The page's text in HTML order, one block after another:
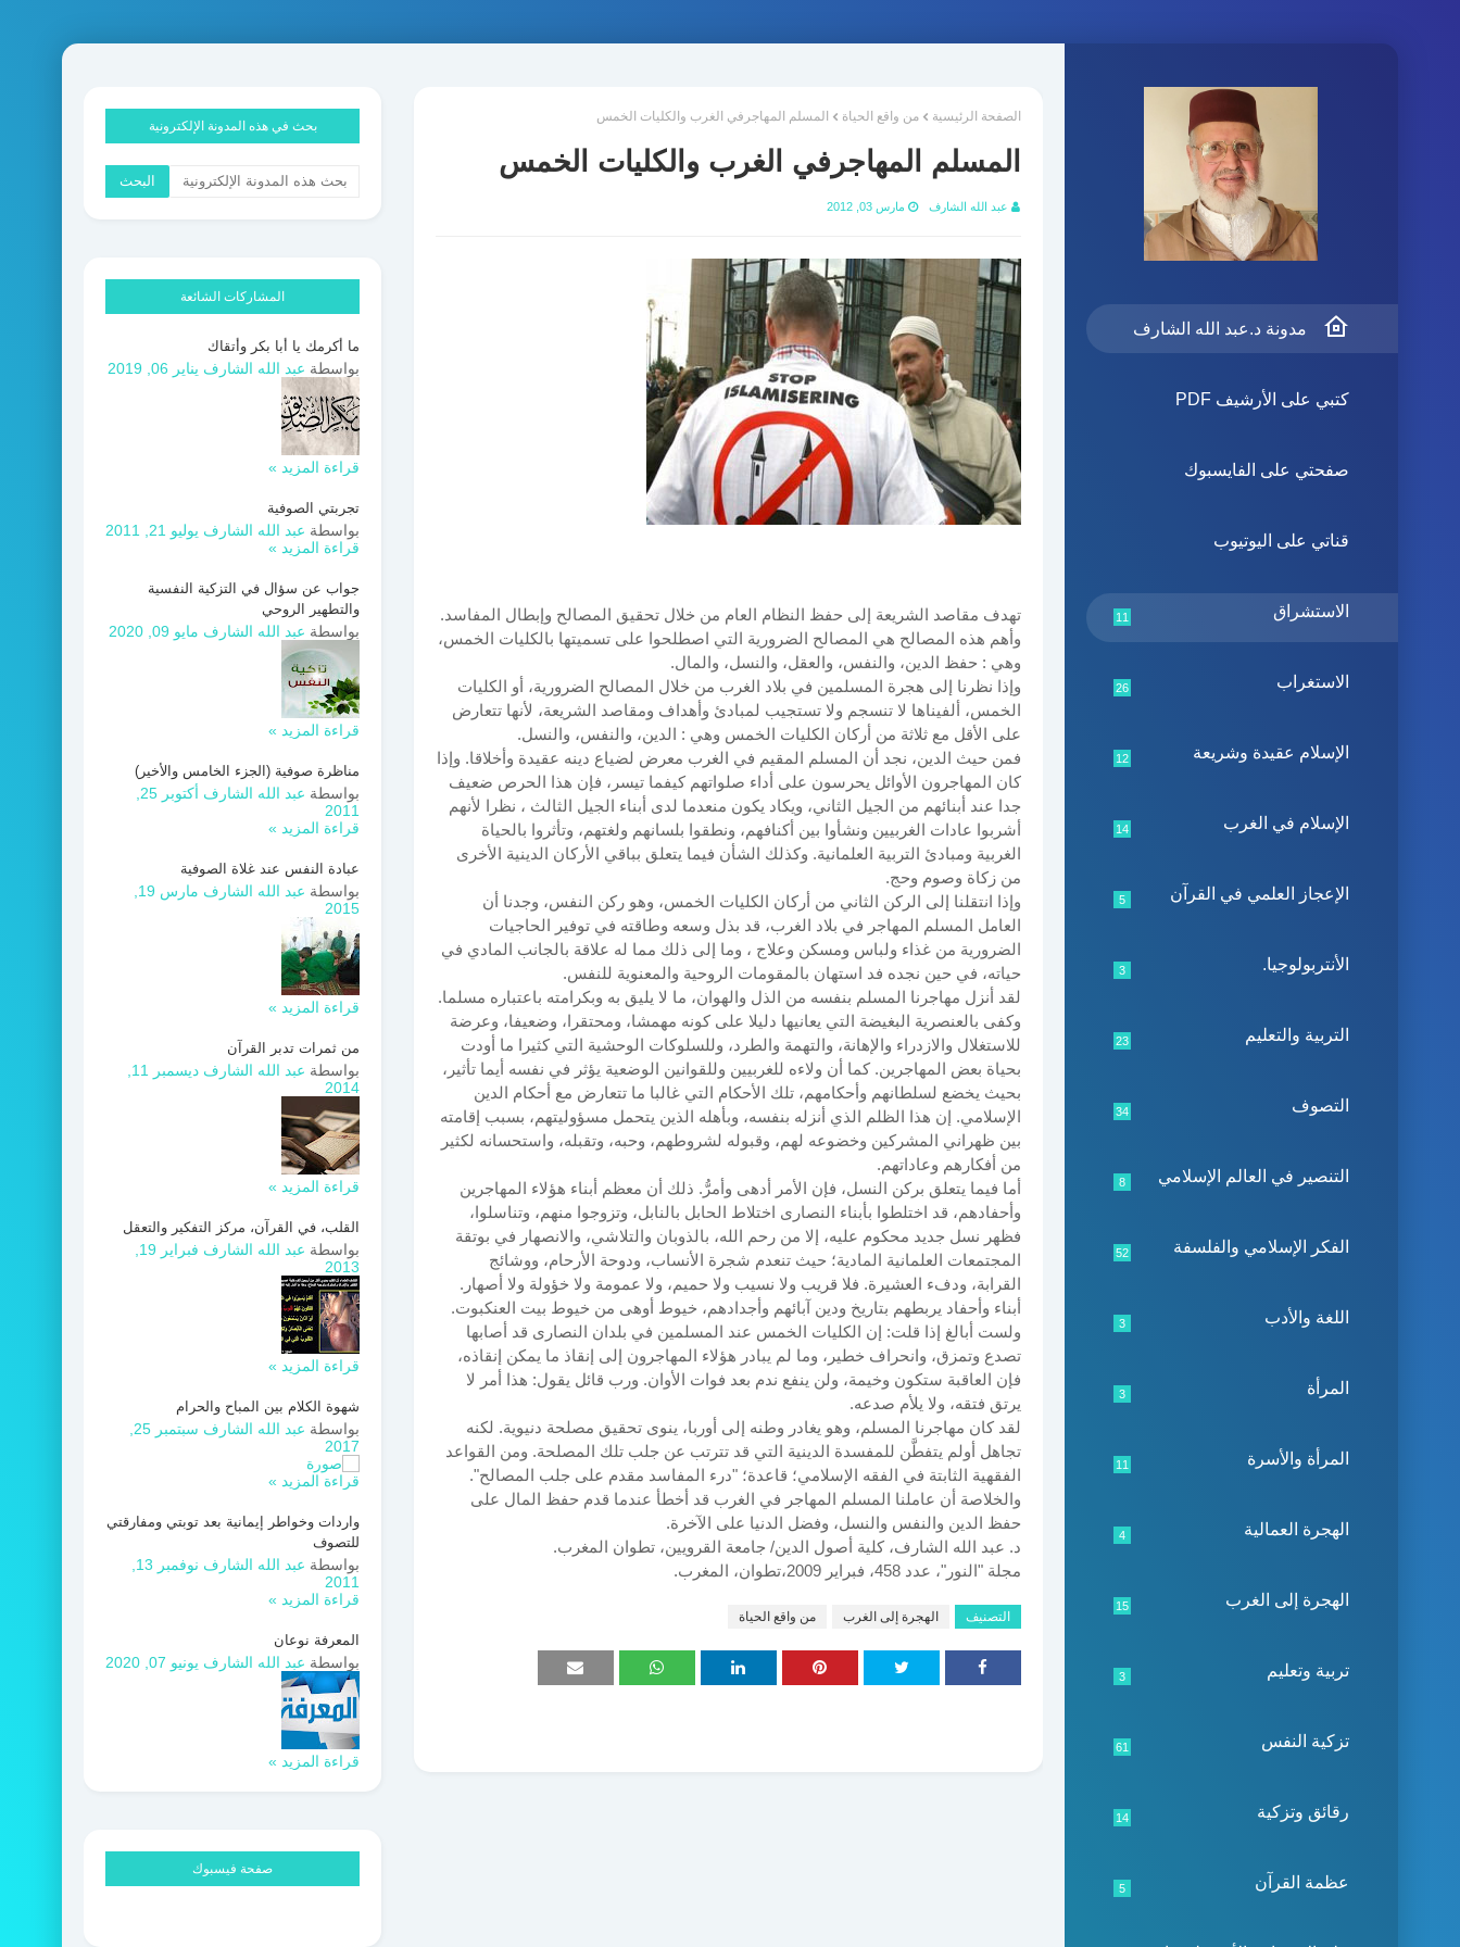
مدونة د.عبد الله الشارف
كتبي على الأرشيف PDF
صفحتي على الفايسبوك
قناتي على اليوتيوب
الاستشراق 11
الاستغراب 26
الإسلام عقيدة وشريعة 12
الإسلام في الغرب 14
الإعجاز العلمي في القرآن 5
الأنتربولوجيا. 3
التربية والتعليم 23
التصوف 34
التنصير في العالم الإسلامي 8
الفكر الإسلامي والفلسفة 52
اللغة والأدب 3
المرأة 3
المرأة والأسرة 11
الهجرة العمالية 4
الهجرة إلى الغرب 15
تربية وتعليم 3
تزكية النفس 61
رقائق وتزكية 14
عظمة القرآن 5
الصفحة الرئيسية من واقع الحياة المسلم المهاجرفي الغرب والكليات الخمس
المسلم المهاجرفي الغرب والكليات الخمس
عبد الله الشارف مارس 03, 2012
تهدف مقاصد الشريعة إلى حفظ النظام العام من خلال تحقيق المصالح وإبطال المفاسد.
وأهم هذه المصالح هي المصالح الضرورية التي اصطلحوا على تسميتها بالكليات الخمس،
وهي : حفظ الدين، والنفس، والعقل، والنسل، والمال.
وإذا نظرنا إلى هجرة المسلمين في بلاد الغرب من خلال المصالح الضرورية، أو الكليات
الخمس، ألفيناها لا تنسجم ولا تستجيب لمبادئ وأهداف ومقاصد الشريعة، لأنها تتعارض
على الأقل مع ثلاثة من أركان الكليات الخمس وهي : الدين، والنفس، والنسل.
فمن حيث الدين، نجد أن المسلم المقيم في الغرب معرض لضياع دينه عقيدة وأخلاقا. وإذا
كان المهاجرون الأوائل يحرسون على أداء صلواتهم كيفما تيسر، فإن هذا الحرص ضعيف
جدا عند أبنائهم من الجيل الثاني، ويكاد يكون منعدما لدى أبناء الجيل الثالث ، نظرا لأنهم
أشربوا عادات الغربيين ونشأوا بين أكنافهم، ونطقوا بلسانهم ولغتهم، وتأثروا بالحياة
الغربية ومبادئ التربية العلمانية. وكذلك الشأن فيما يتعلق بباقي الأركان الدينية الأخرى
من زكاة وصوم وحج.
وإذا انتقلنا إلى الركن الثاني من أركان الكليات الخمس، وهو ركن النفس، وجدنا أن
العامل المسلم المهاجر في بلاد الغرب، قد بذل وسعه وطاقته في توفير الحاجيات
الضرورية من غذاء ولباس ومسكن وعلاج ، وما إلى ذلك مما له علاقة بالجانب المادي في
حياته، في حين نجده فد استهان بالمقومات الروحية والمعنوية للنفس.
لقد أنزل مهاجرنا المسلم بنفسه من الذل والهوان، ما لا يليق به وبكرامته باعتباره مسلما.
وكفى بالعنصرية البغيضة التي يعانيها دليلا على كونه مهمشا، ومحتقرا، وضعيفا، وعرضة
للاستغلال والازدراء والإهانة، والتهمة والطرد، وللسلوكات الوحشية التي كثيرا ما أودت
بحياة بعض المهاجرين. كما أن ولاءه للغربيين وللقوانين الوضعية يؤثر في نفسه أيما تأثير،
بحيث يخضع لسلطانهم وأحكامهم، تلك الأحكام التي غالبا ما تتعارض مع أحكام الدين
الإسلامي. إن هذا الظلم الذي أنزله بنفسه، وبأهله الذين يتحمل مسؤوليتهم، بسبب إقامته
بين ظهراني المشركين وخضوعه لهم، وقبوله لشروطهم، وحبه، وتقبله، واستحسانه لكثير
من أفكارهم وعاداتهم.
أما فيما يتعلق بركن النسل، فإن الأمر أدهى وأمرُّ. ذلك أن معظم أبناء هؤلاء المهاجرين
وأحفادهم، قد اختلطوا بأبناء النصارى اختلاط الحابل بالنابل، وتزوجوا منهم، وتناسلوا،
فظهر نسل جديد محكوم عليه، إلا من رحم الله، بالذوبان والتلاشي، والانصهار في بوتقة
المجتمعات العلمانية المادية؛ حيث تنعدم شجرة الأنساب، ودوحة الأرحام، ووشائج
القرابة، ودفء العشيرة. فلا قريب ولا نسيب ولا حميم، ولا عمومة ولا خؤولة ولا أصهار.
أبناء وأحفاد يربطهم بتاريخ ودين آبائهم وأجدادهم، خيوط أوهى من خيوط بيت العنكبوت.
ولست أبالغ إذا قلت: إن الكليات الخمس عند المسلمين في بلدان النصارى قد أصابها
تصدع وتمزق، وانحراف خطير، وما لم يبادر هؤلاء المهاجرون إلى إنقاذ ما يمكن إنقاذه،
فإن العاقبة ستكون وخيمة، ولن ينفع ندم بعد فوات الأوان. ورب قائل يقول: هذا أمر لا
يرتق فتقه، ولا يلأم صدعه.
لقد كان مهاجرنا المسلم، وهو يغادر وطنه إلى أوربا، ينوى تحقيق مصلحة دنيوية. لكنه
تجاهل أولم يتفطَّن للمفسدة الدينية التي قد تترتب عن جلب تلك المصلحة. ومن القواعد
الفقهية الثابتة في الفقه الإسلامي؛ قاعدة؛ "درء المفاسد مقدم على جلب المصالح".
والخلاصة أن عاملنا المسلم المهاجر في الغرب قد أخطأ عندما قدم حفظ المال على
حفظ الدين والنفس والنسل، وفضل الدنيا على الآخرة.
د. عبد الله الشارف، كلية أصول الدين/ جامعة القرويين، تطوان المغرب.
مجلة "النور"، عدد 458، فبراير 2009،تطوان، المغرب.
التصنيف الهجرة إلى الغرب من واقع الحياة
بحث في هذه المدونة الإلكترونية
المشاركات الشائعة
ما أكرمك يا أبا بكر وأتقاك
بواسطة عبد الله الشارف يناير 06, 2019
قراءة المزيد »
تجربتي الصوفية
بواسطة عبد الله الشارف يوليو 21, 2011
قراءة المزيد »
جواب عن سؤال في التزكية النفسية
والتطهير الروحي
بواسطة عبد الله الشارف مايو 09, 2020
قراءة المزيد »
مناظرة صوفية (الجزء الخامس والأخير)
بواسطة عبد الله الشارف
2011
قراءة المزيد »
عبادة النفس عند غلاة الصوفية
بواسطة عبد الله الشارف
2015
قراءة المزيد »
من ثمرات تدبر القرآن
بواسطة عبد الله الشارف
2014
قراءة المزيد »
القلب، في القرآن، مركز التفكير والتعقل
بواسطة عبد الله الشارف
2013
قراءة المزيد »
شهوة الكلام بين المباح والحرام
بواسطة عبد الله الشارف
2017
قراءة المزيد »
واردات وخواطر إيمانية بعد توبتي ومفارقتي
للتصوف
بواسطة عبد الله الشارف
2011
قراءة المزيد »
المعرفة نوعان
بواسطة عبد الله الشارف يونيو 07, 2020
قراءة المزيد »
صفحة فيسبوك